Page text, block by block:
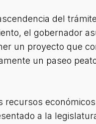
del
el gobernador
un proyecto que
un paseo
recursos
a la